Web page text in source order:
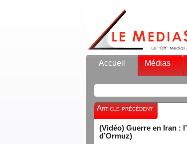
Accueil Médias
Article précédent
(Vidéo) Guerre en Iran :
d’Ormuz)